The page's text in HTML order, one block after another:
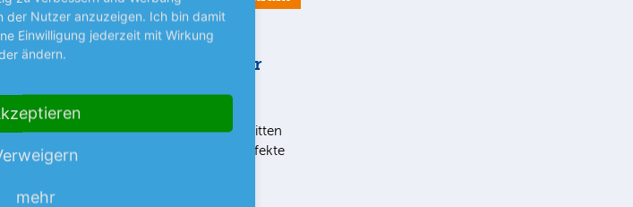
NEUES AUS UNTERNEHMEN
SAF-Holland bleibt in der
Der Nutzfahrzeugzulieferer hat im
1. Halbjahr etwas besser abgeschnitten
als erwartet. Dazu trugen Skaleneffekte
der Nutzer anzuzeigen. Ich bin damit
Einwilligung jederzeit mit Wirkung
ändern.
mehr